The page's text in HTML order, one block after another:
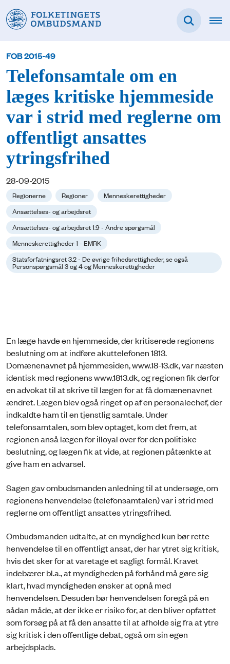
FOB 2015-49
Telefonsamtale om en
læges kritiske hjemmeside
var i strid med reglerne om
offentligt ansattes
ytringsfrihed
28-09-2015
Regionerne Regioner
Menneskerettigheder
Ansættelses- og arbejdsret
Ansættelses- og arbejdsret 1.9 - Andre spørgsmål
Menneskerettigheder 1 - EMRK
Statsforfatningsret 3.2 - De øvrige frihedsrettigheder, se også
Personspørgsmål 3 og 4 og Menneskerettigheder
En læge havde en hjemmeside, der kritiserede regionens
beslutning om at indføre akuttelefonen 1813.
Domænenavnet på hjemmesiden, www.18-13.dk, var næsten
identisk med regionens www.1813.dk, og regionen fik derfor
en advokat til at skrive til lægen for at få domænenavnet
ændret. Lægen blev også ringet op af en personalechef, der
indkaldte ham til en tjenstlig samtale. Under
telefonsamtalen, som blev optaget, kom det frem, at
regionen anså lægen for illoyal over for den politiske
beslutning, og lægen fik at vide, at regionen påtænkte at
give ham en advarsel.
Sagen gav ombudsmanden anledning til at undersøge, om
regionens henvendelse (telefonsamtalen) var i strid med
reglerne om offentligt ansattes ytringsfrihed.
Ombudsmanden udtalte, at en myndighed kun bør rette
henvendelse til en offentligt ansat, der har ytret sig kritisk,
hvis det sker for at varetage et sagligt formål. Kravet
indebærer bl.a., at myndigheden på forhånd må gøre sig
klart, hvad myndigheden ønsker at opnå med
henvendelsen. Desuden bør henvendelsen foregå på en
sådan måde, at der ikke er risiko for, at den bliver opfattet
som forsøg på at få den ansatte til at afholde sig fra at ytre
sig kritisk i den offentlige debat, også om sin egen
arbejdsplads.